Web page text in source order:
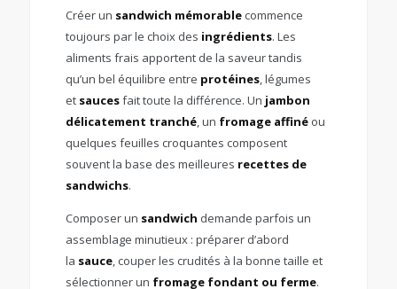
Créer un sandwich mémorablecommence
toujours par le choix des ingrédients. Les
aliments frais apportent de la saveur tandis
qu’un bel équilibre entre protéines, légumes
et saucesfait toute la différence. Un jambon
délicatement tranché, un fromage affinéou
quelques feuilles croquantes composent
souvent la base des meilleures recettes de
sandwichs.
Composer un sandwich demande parfois un
assemblage minutieux : préparer d’abord
la sauce, couper les crudités à la bonne taille et
sélectionner un fromage fondant ou ferme.